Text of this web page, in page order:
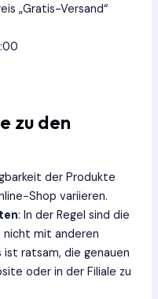
„Gratis-Versand“
zu den
der Produkte
Shop variieren.
: In der Regel sind die
mit anderen
ist ratsam, die genauen
oder in der Filiale zu